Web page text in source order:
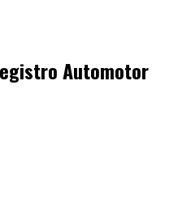
Automotor